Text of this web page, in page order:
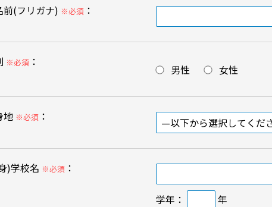
前(フリガナ) ※必須 ：
※必須 ：
男性 女性
地 ※必須 ：
)学校名 ※必須 ：
学年： 年